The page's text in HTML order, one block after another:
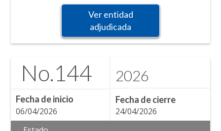
Ver entidad
adjudicada
No.144 2026
Fecha de inicio
06/04/2026
Fecha de cierre
24/04/2026